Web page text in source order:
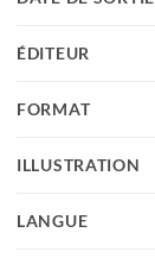
ÉDITEUR
FORMAT
ILLUSTRATION
LANGUE